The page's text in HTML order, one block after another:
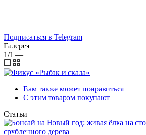
Подписаться в Telegram
Галерея
1/1 —
Вам также может понравиться
С этим товаром покупают
Статьи